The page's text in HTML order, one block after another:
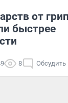
от
быстрее
8 Обсудить